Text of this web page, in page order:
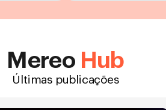
Mereo Hub
Últimas publicações